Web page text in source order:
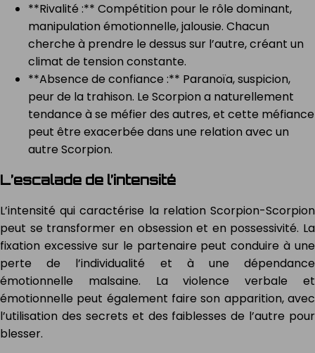
**Rivalité :** Compétition pour le rôle dominant,
manipulation émotionnelle, jalousie. Chacun
cherche à prendre le dessus sur l’autre, créant un
climat de tension constante.
**Absence de confiance :** Paranoïa, suspicion,
peur de la trahison. Le Scorpion a naturellement
tendance à se méfier des autres, et cette méfiance
peut être exacerbée dans une relation avec un
autre Scorpion.
L’escalade de l’intensité
L’intensité qui caractérise la relation Scorpion-Scorpion
peut se transformer en obsession et en possessivité. La
fixation excessive sur le partenaire peut conduire à une
perte de l’individualité et à une dépendance
émotionnelle malsaine. La violence verbale et
émotionnelle peut également faire son apparition, avec
l’utilisation des secrets et des faiblesses de l’autre pour
blesser.